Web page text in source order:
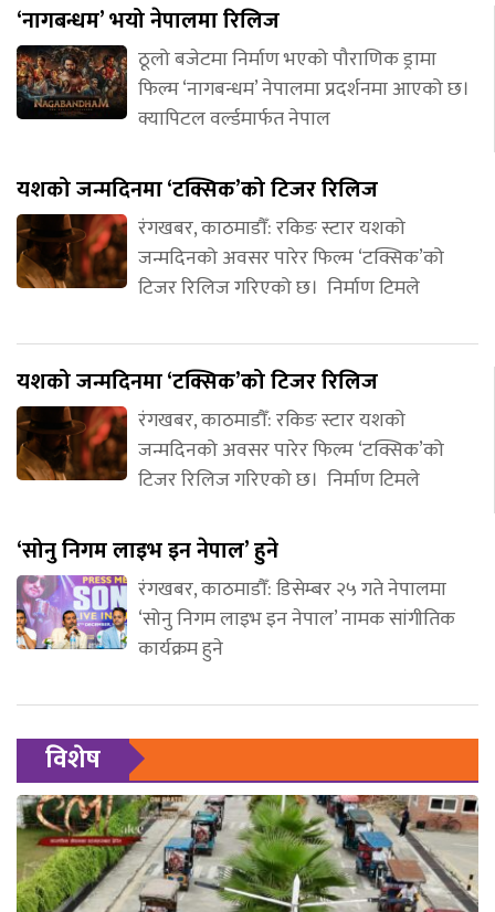
‘नागबन्धम’ भयो नेपालमा रिलिज
ठूलो बजेटमा निर्माण भएको पौराणिक ड्रामा
फिल्म ‘नागबन्धम’ नेपालमा प्रदर्शनमा आएको छ।
क्यापिटल वर्ल्डमार्फत नेपाल
यशको जन्मदिनमा ‘टक्सिक’को टिजर रिलिज
रंगखबर, काठमाडौँ: रकिङ स्टार यशको
जन्मदिनको अवसर पारेर फिल्म ‘टक्सिक’को
टिजर रिलिज गरिएको छ। निर्माण टिमले
यशको जन्मदिनमा ‘टक्सिक’को टिजर रिलिज
रंगखबर, काठमाडौँ: रकिङ स्टार यशको
जन्मदिनको अवसर पारेर फिल्म ‘टक्सिक’को
टिजर रिलिज गरिएको छ। निर्माण टिमले
‘सोनु निगम लाइभ इन नेपाल’ हुने
रंगखबर, काठमाडौँ: डिसेम्बर २५ गते नेपालमा
‘सोनु निगम लाइभ इन नेपाल’ नामक सांगीतिक
कार्यक्रम हुने
विशेष